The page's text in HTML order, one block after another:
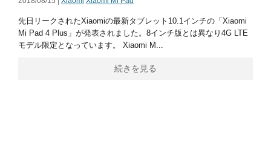
先日リークされたXiaomiの最新タブレット10.1インチの「Xiaomi
Mi Pad 4 Plus」が発表されました。8インチ版とは異なり4G LTE
モデル限定となっています。 Xiaomi M...
続きを見る